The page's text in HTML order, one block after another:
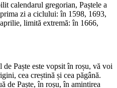
calendarul gregorian, Paștele a
zi a ciclului: în 1598, 1693,
limită extremă: în 1666,
Paște este vopsit în roșu, vă voi
cea creștină și cea păgână.
de Paște, în roșu, în amintirea